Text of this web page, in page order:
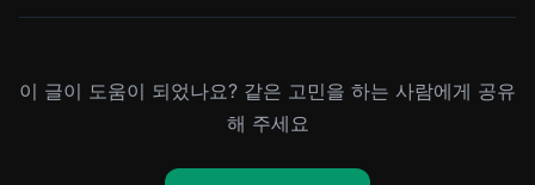
이 글이 도움이 되었나요? 같은 고민을 하는 사람에게 공유
해 주세요